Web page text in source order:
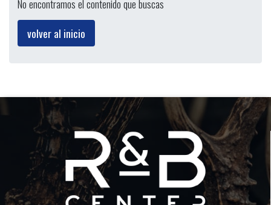
No encontramos el contenido que buscas
volver al inicio